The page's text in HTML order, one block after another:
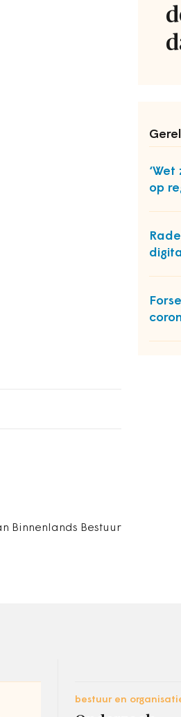
op
Binnenlands Bestuur
bestuur en